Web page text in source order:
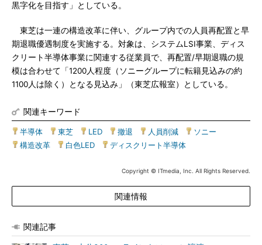
黒字化を目指す」としている。
東芝は一連の構造改革に伴い、グループ内での人員再配置と早
期退職優遇制度を実施する。対象は、システムLSI事業、ディス
クリート半導体事業に関連する従業員で、再配置/早期退職の規
模は合わせて「1200人程度（ソニーグループに転籍見込みの約
1100人は除く）となる見込み」（東芝広報室）としている。
関連キーワード
半導体 東芝 LED 撤退 人員削減 ソニー
構造改革
白色LED ディスクリート半導体
Copyright © ITmedia, Inc. All Rights Reserved.
関連情報
関連記事